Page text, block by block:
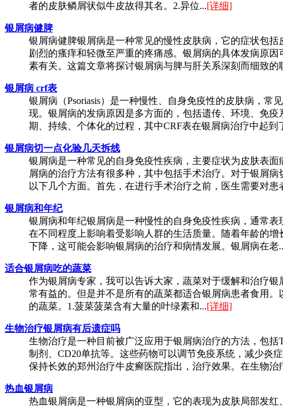
者的皮肤鳞屑状似牛皮故得其名。2.异位...[详细]
银屑病健脾
银屑病健脾银屑病是一种常见的慢性皮肤病，它的症状包
剧烈的瘙痒和轻微至严重的疼痛感。银屑病的具体发病原
素有关。这篇文章将探讨银屑病与脾与肝关系深刻而细致的
银屑病 crf表
银屑病（Psoriasis）是一种慢性、自身免疫性的皮肤病，常
现。银屑病的发病原因是多方面的，包括遗传、环境、免
期、持续、个体化的过程，其中CRF表在银屑病治疗中起到
银屑病切一点化验几天拆线
银屑病是一种常见的自身免疫性疾病，主要症状为皮肤表
屑病的治疗方法有很多种，其中包括手术治疗。对于银屑
以下几个方面。首先，在进行手术治疗之前，医生需要对患
银屑病和年纪
银屑病和年纪银屑病是一种慢性的自身免疫性疾病，通常表
在不同程度上影响着受影响人群的生活质量。随着年龄的
下降，这可能会影响银屑病的治疗和病情发展。银屑病在老
适合银屑病吃的蔬菜
作为银屑病专家，我可以告诉大家，蔬菜对于缓解和治疗
常有益的。但是并不是所有的蔬菜都适合银屑病患者食用。
的蔬菜。1.菠菜菠菜含有大量的叶绿素和...[详细]
生物治疗银屑病有后遗症吗
生物治疗是一种目前被广泛应用于银屑病治疗的方法，包括
制剂、CD20单抗等。这些药物可以调节免疫系统，减少炎
保持长效的郑州治疗牛皮癣医院指出，治疗效果。在生物治
热血银屑病
热血银屑病是一种银屑病的亚型，它的表现为皮肤局部发红